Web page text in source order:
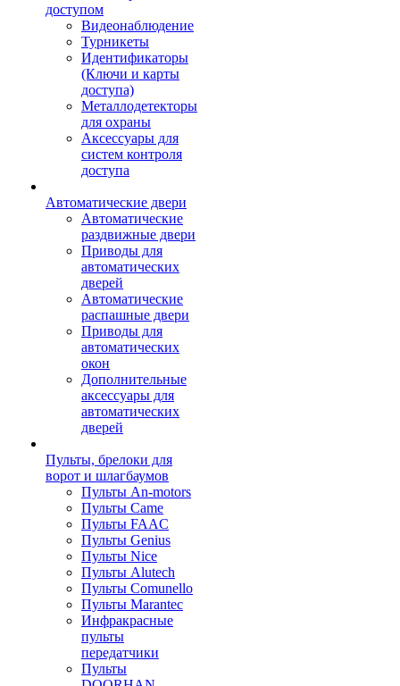
доступом
Видеонаблюдение
Турникеты
Идентификаторы
(Ключи и карты
доступа)
Металлодетекторы
для охраны
Аксессуары для
систем контроля
доступа
Автоматические двери
Автоматические
раздвижные двери
Приводы для
автоматических
дверей
Автоматические
распашные двери
Приводы для
автоматических
окон
Дополнительные
аксессуары для
автоматических
дверей
Пульты, брелоки для
ворот и шлагбаумов
Пульты An-motors
Пульты Came
Пульты FAAC
Пульты Genius
Пульты Nice
Пульты Alutech
Пульты Сomunello
Пульты Marantec
Инфракрасные
пульты
передатчики
Пульты